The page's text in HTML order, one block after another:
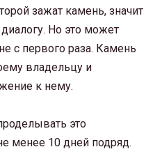
зажат камень, значит
Но это может
с первого раза. Камень
владельцу и
к нему.
это
менее 10 дней подряд.